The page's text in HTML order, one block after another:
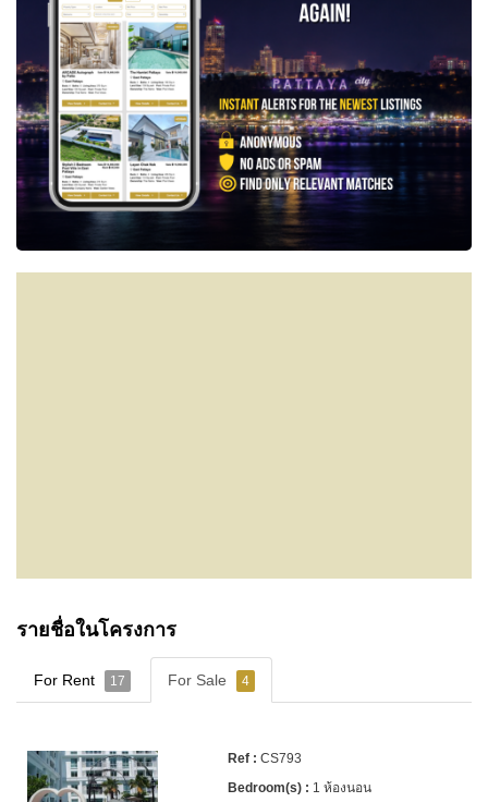
รายชื่อในโครงการ
For Rent 17 For Sale 4
CS793
1 ห้องนอน